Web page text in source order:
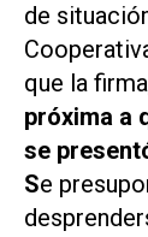
de
que la
próxima a
se
Se